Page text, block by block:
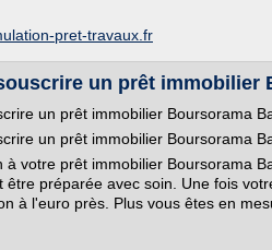
pret-travaux.fr
un prêt immobilier
un prêt immobilier Boursorama
un prêt immobilier Boursorama
à votre prêt immobilier Boursorama
être préparée avec soin. Une fois
à l'euro près. Plus vous êtes en